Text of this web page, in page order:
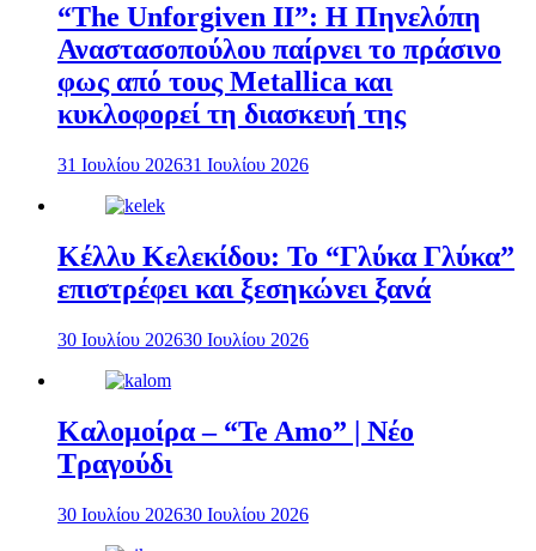
“The Unforgiven II”: Η Πηνελόπη
Αναστασοπούλου παίρνει το πράσινο
φως από τους Metallica και
κυκλοφορεί τη διασκευή της
31 Ιουλίου 202631 Ιουλίου 2026
Κέλλυ Κελεκίδου: Το “Γλύκα Γλύκα”
επιστρέφει και ξεσηκώνει ξανά
30 Ιουλίου 202630 Ιουλίου 2026
Καλομοίρα – “Te Amo” | Νέο
Τραγούδι
30 Ιουλίου 202630 Ιουλίου 2026